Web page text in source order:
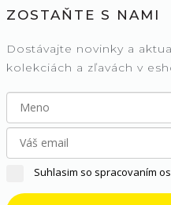
ZOSTAŇTE S NAMI
Dostávajte novinky a
kolekciách a zľavách v
Suhlasim so spracovaním